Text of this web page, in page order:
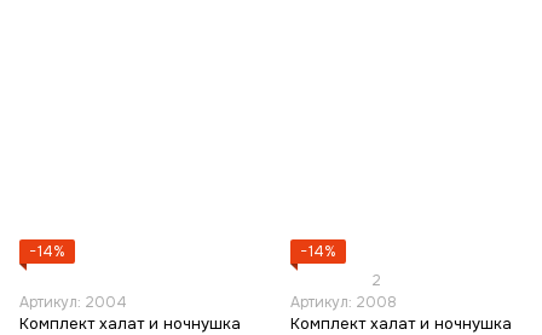
−14%
Артикул: 2004
Комплект халат и ночнушка
−14%
2
Артикул: 2008
Комплект халат и ночнушка